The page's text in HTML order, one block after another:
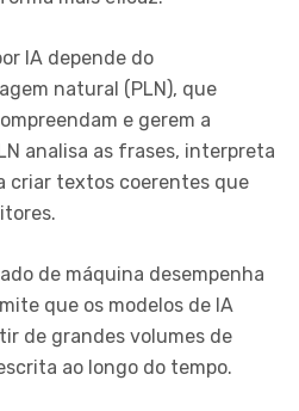
IA depende do
natural (PLN), que
e gerem a
analisa as frases, interpreta
criar textos coerentes que
de máquina desempenha
que os modelos de IA
de grandes volumes de
ao longo do tempo.